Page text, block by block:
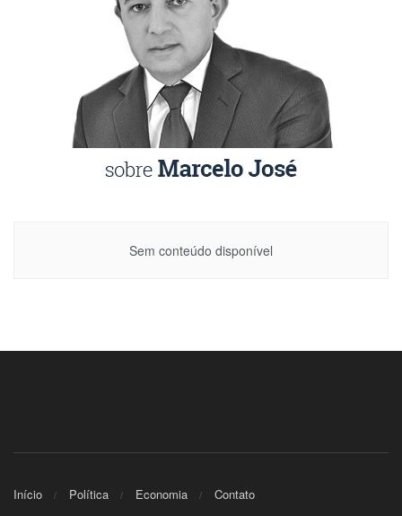
Sem conteúdo disponível
Início Política Economia Contato